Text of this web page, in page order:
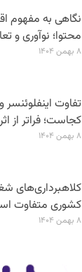
نگاهی به مفهوم
محتوا؛ نوآوری و
۸ بهمن ۱۴۰۴
تفاوت
کجاست؛ فراتر از
۸ بهمن ۱۴۰۴
کلاهبرداری‌های
کشوری متفاوت
۸ بهمن ۱۴۰۴